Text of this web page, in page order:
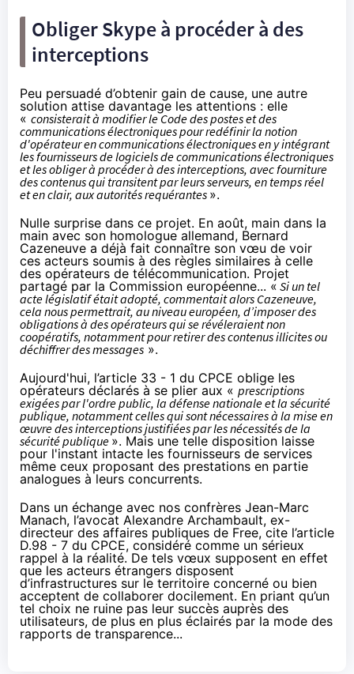
Obliger Skype à procéder à des
interceptions
Peu persuadé d’obtenir gain de cause, une autre
solution attise davantage les attentions : elle
« consisterait à modifier le Code des postes et des
communications électroniques pour redéfinir la notion
d'opérateur en communications électroniques en y intégrant
les fournisseurs de logiciels de communications électroniques
et les obliger à procéder à des interceptions, avec fourniture
des contenus qui transitent par leurs serveurs, en temps réel
et en clair, aux autorités requérantes ».
Nulle surprise dans ce projet. En août, main dans la
main avec son homologue allemand, Bernard
Cazeneuve a déjà fait connaître son vœu de voir
ces acteurs soumis à des règles similaires à celle
des opérateurs de télécommunication. Projet
partagé par la Commission européenne... « Si un tel
acte législatif était adopté, commentait alors Cazeneuve,
cela nous permettrait, au niveau européen, d’imposer des
obligations à des opérateurs qui se révéleraient non
coopératifs, notamment pour retirer des contenus illicites ou
déchiffrer des messages ».
Aujourd'hui, l’article 33 - 1 du CPCE oblige les
opérateurs déclarés à se plier aux « prescriptions
exigées par l'ordre public, la défense nationale et la sécurité
publique, notamment celles qui sont nécessaires à la mise en
œuvredes interceptions justifiées par les nécessités de la
sécurité publique ». Mais une telle disposition laisse
pour l'instant intacte les fournisseurs de services
même ceux proposant des prestations en partie
analogues à leurs concurrents.
Dans un échange avec nos confrères Jean-Marc
Manach, l’avocat Alexandre Archambault, ex-
directeur des affaires publiques de Free, cite l’article
D.98 - 7 du CPCE, considéré comme un sérieux
rappel à la réalité. De tels vœux supposent en effet
que les acteurs étrangers disposent
d’infrastructures sur le territoire concerné ou bien
acceptent de collaborer docilement. En priant qu’un
tel choix ne ruine pas leur succès auprès des
utilisateurs, de plus en plus éclairés par la mode des
rapports de transparence...